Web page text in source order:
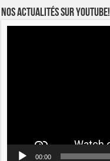
Nos actualités sur YOUTUBE!
00:00